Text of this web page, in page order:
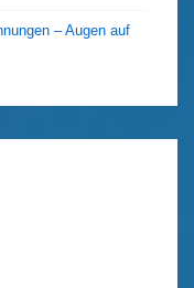
– Augen auf